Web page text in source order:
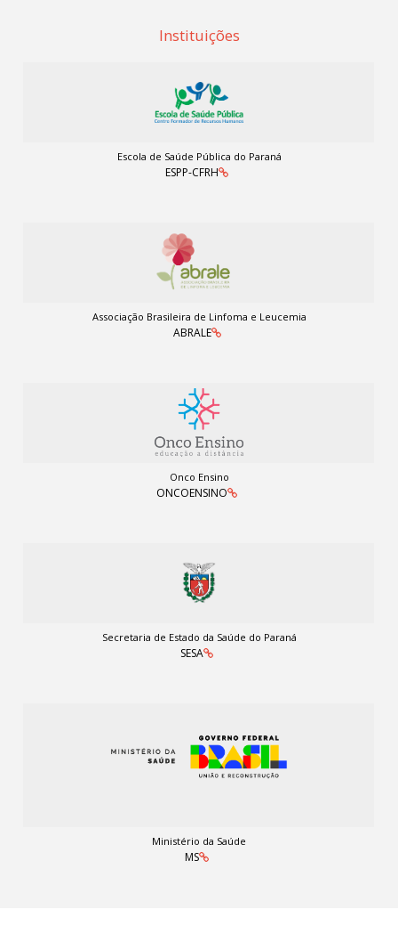
Instituições
Escola de Saúde Pública do Paraná
ESPP-CFRH
Associação Brasileira de Linfoma e Leucemia
ABRALE
Onco Ensino
ONCOENSINO
Secretaria de Estado da Saúde do Paraná
SESA
Ministério da Saúde
MS